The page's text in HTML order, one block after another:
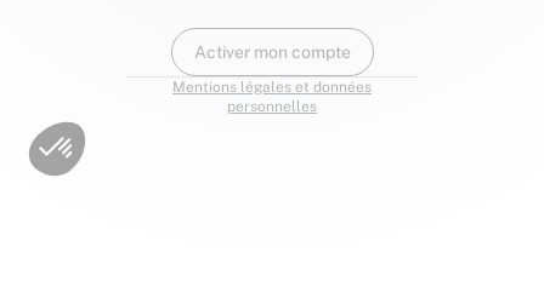
Activer mon compte
Mentions légales et données
personnelles